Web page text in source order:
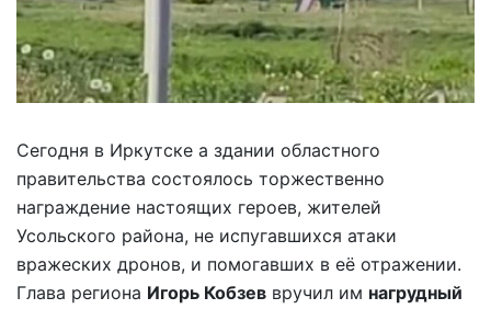
Сегодня в Иркутске а здании областного
правительства состоялось торжественно
награждение настоящих героев, жителей
Усольского района, не испугавшихся атаки
вражеских дронов, и помогавших в её отражении.
Глава региона Игорь Кобзев вручил им нагрудный